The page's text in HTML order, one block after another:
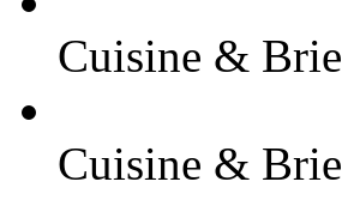
Cuisine & Brie
Cuisine & Brie